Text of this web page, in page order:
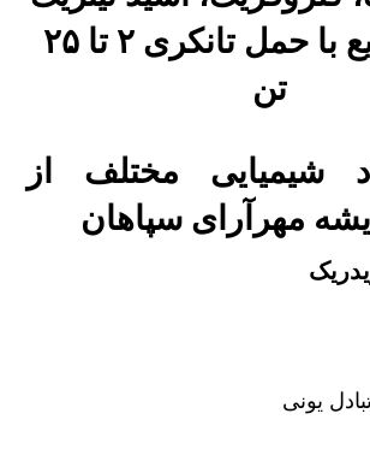
شیمیایی مختلف از
مهرآرای سپاهان
یونی